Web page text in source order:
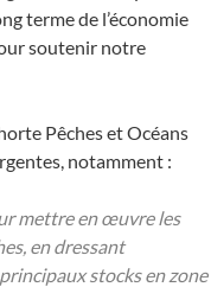
terme de l’économie
soutenir notre
Pêches et Océans
notamment :
mettre en œuvre les
en dressant
stocks en zone